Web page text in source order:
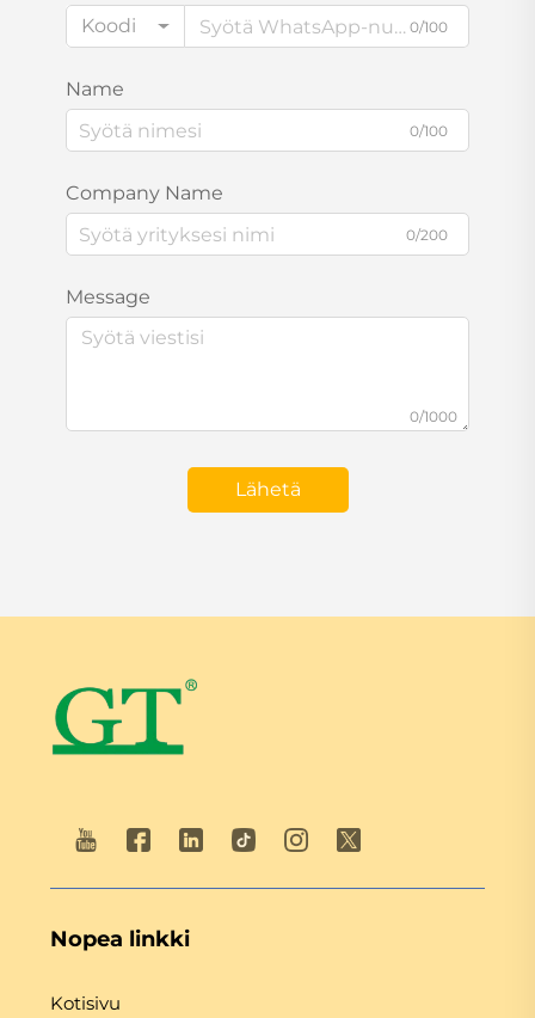
Koodi
0/100
Name
0/100
Company Name
0/200
Message
0/1000
Lähetä
Nopea linkki
Kotisivu